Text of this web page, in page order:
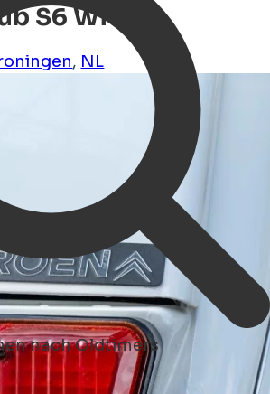
nach Oldtimers
S6 Wit
, NL